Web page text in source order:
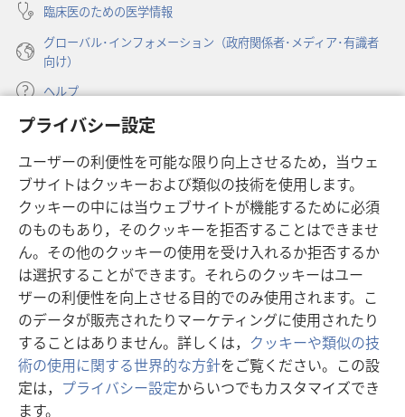
プライバシー設定
ユーザーの利便性を可能な限り向上させるため，当ウェ
ブサイトはクッキーおよび類似の技術を使用します。
クッキーの中には当ウェブサイトが機能するために必須
のものもあり，そのクッキーを拒否することはできませ
ん。その他のクッキーの使用を受け入れるか拒否するか
は選択することができます。それらのクッキーはユー
ザーの利便性を向上させる目的でのみ使用されます。こ
のデータが販売されたりマーケティングに使用されたり
することはありません。詳しくは， クッキーや類似の技
術の使用に関する世界的な方針をご覧ください。この設
定は， プライバシー設定からいつでもカスタマイズでき
ます。
臨床医のための医学情報
グローバル･インフォメーション（政府関係者･メディア･有識者
向け）
ヘルプ
寄付
し
い
タ
ブ
で
開
く）
ものみの塔 オンライン・ライブラリー
（新
し
い
タ
ブ
で
開
く）
JW Hub ®
（新
し
い
タ
ブ
で
開
く）
JW Library ®
Watchtower Library®
Copyright